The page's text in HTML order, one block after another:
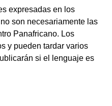
expresadas en los
son necesariamente las
Panafricano. Los
y pueden tardar varios
si el lenguaje es